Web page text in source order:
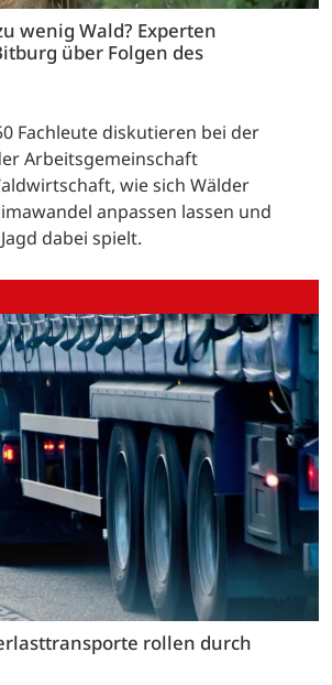
wenig Wald? Experten
über Folgen des
Fachleute diskutieren bei der
Arbeitsgemeinschaft
wie sich Wälder
anpassen lassen und
dabei spielt.
rollen durch